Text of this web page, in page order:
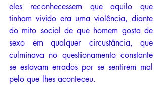
eles reconhecessem que aquilo que
tinham vivido era uma violência, diante
do mito social de que homem gosta de
sexo em qualquer circustância, que
culminava no questionamento constante
se estavam errados por se sentirem mal
pelo que lhes aconteceu.